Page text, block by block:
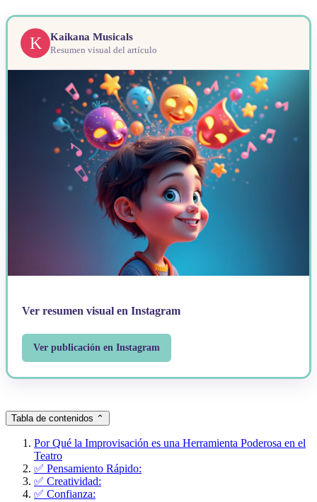
K Kaikana Musicals
Resumen visual del artículo
Ver resumen visual en Instagram
Ver publicación en Instagram
Tabla de contenidos ⌃
Por Qué la Improvisación es una Herramienta Poderosa en el
Teatro
✅ Pensamiento Rápido:
✅ Creatividad:
✅ Confianza: